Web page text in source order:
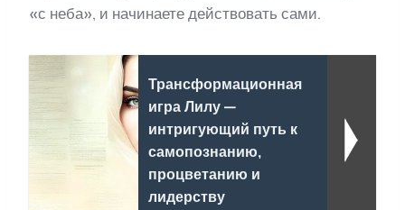
«с неба», и начинаете действовать сами.
Трансформационная
игра Лилу —
интригующий путь к
самопознанию,
процветанию и
лидерству